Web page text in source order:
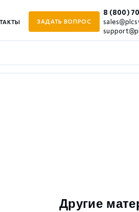
ЗАДАТЬ ВОПРОС
8 (800)
Другие